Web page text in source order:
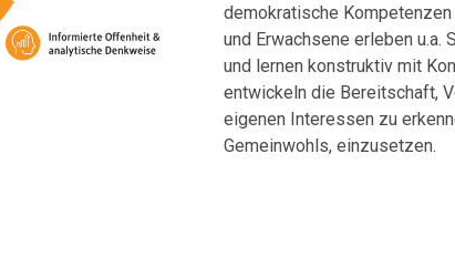
demokratische
und Erwachsene erleben
und lernen konstruktiv mit
entwickeln die Bereitschaft,
eigenen Interessen zu
Gemeinwohls, einzusetzen.